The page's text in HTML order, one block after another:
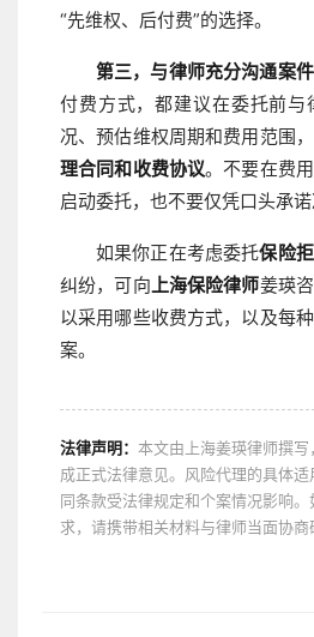
“先维权、后付费”的选择。
第三，与律师充分沟通案
付费方式，都建议在委托前与
况、预估维权周期和费用范围
理合同和收费协议。不要在费
启动委托，也不要仅凭口头承诺
如果你正在考虑委托保险
纠纷，可向上海保险律师姜瑛
以采用哪些收费方式，以及每
案。
法律声明： 本文由上海姜瑛律师撰
成正式法律意见。风险代理的具体
同条款受法律规定和个案情况影响
求，请携带相关材料与律师当面协商